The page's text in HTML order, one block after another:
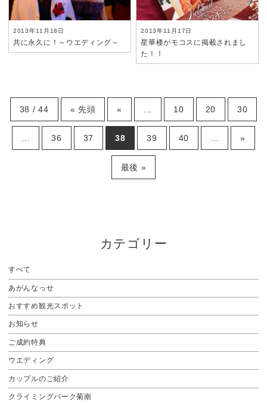
2013年11月18日
共に永久に！～ウエディング～
2013年11月17日
星華楼がモコスに掲載されまし
た！！
38 / 44 « 先頭 « 10 20 30
... 36 37 38 39 40 ... »
最後 »
カテゴリー
すべて
あがんなっせ
おすすめ観光スポット
お知らせ
ご成約特典
ウエディング
カップルのご紹介
クライミングパーク菊南